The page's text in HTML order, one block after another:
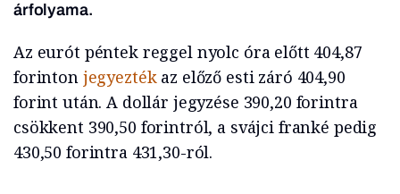
árfolyama.
Az eurót péntek reggel nyolc óra előtt 404,87
forinton jegyeztékaz előző esti záró 404,90
forint után. A dollár jegyzése 390,20 forintra
csökkent 390,50 forintról, a svájci franké pedig
430,50 forintra 431,30-ról.